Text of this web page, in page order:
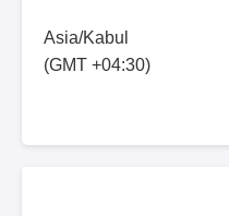
Asia/Kabul
(GMT +04:30)